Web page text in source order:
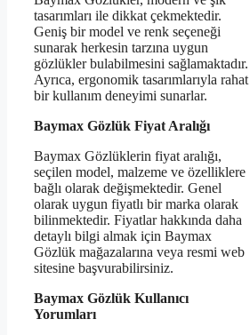
tasarımları ile dikkat çekmektedir.
Geniş bir model ve renk seçeneği
sunarak herkesin tarzına uygun
gözlükler bulabilmesini sağlamaktadır.
Ayrıca, ergonomik tasarımlarıyla rahat
bir kullanım deneyimi sunarlar.
Baymax Gözlük Fiyat Aralığı
Baymax Gözlüklerin fiyat aralığı,
seçilen model, malzeme ve özelliklere
bağlı olarak değişmektedir. Genel
olarak uygun fiyatlı bir marka olarak
bilinmektedir. Fiyatlar hakkında daha
detaylı bilgi almak için Baymax
Gözlük mağazalarına veya resmi web
sitesine başvurabilirsiniz.
Baymax Gözlük Kullanıcı
Yorumları